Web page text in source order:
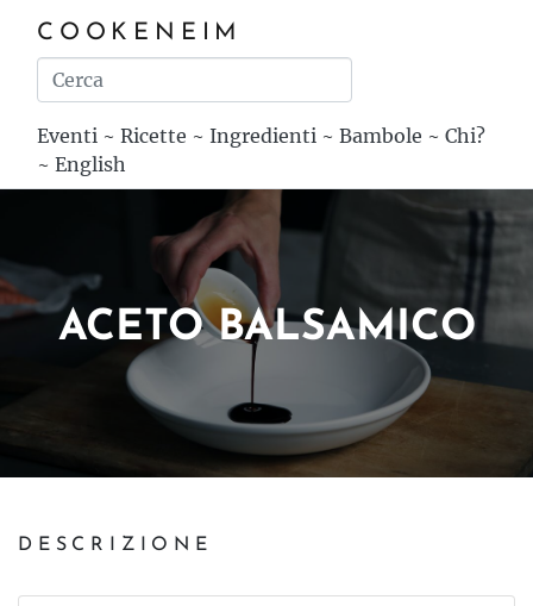
COOKENEIM
Eventi ~ Ricette ~ Ingredienti ~ Bambole ~ Chi?
~ English
ACETO BALSAMICO
DESCRIZIONE